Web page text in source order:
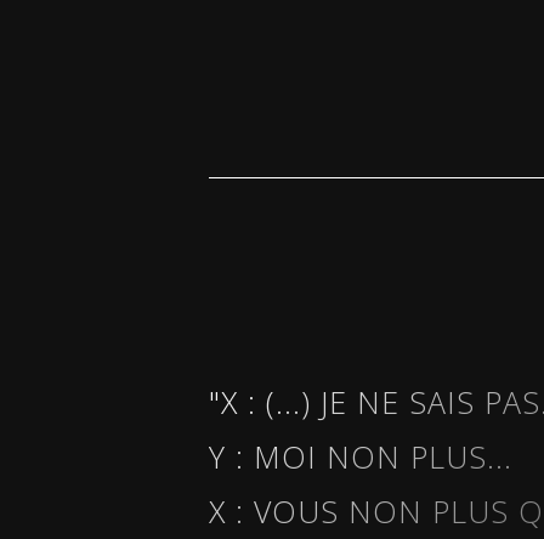
"X : (...) JE NE SAIS
Y : MOI NON PLUS...
X : VOUS NON PLUS